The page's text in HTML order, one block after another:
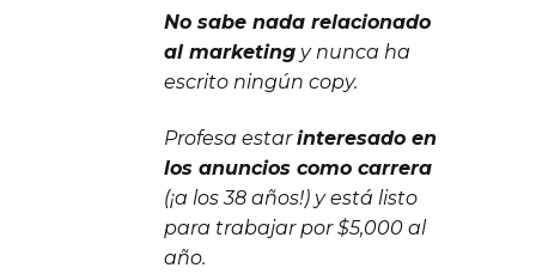
No sabe nada relacionado
al marketing y nunca ha
escrito ningún copy.
Profesa estarinteresado en
los anuncios como carrera
(¡a los 38 años!) y está listo
para trabajar por $5,000 al
año.